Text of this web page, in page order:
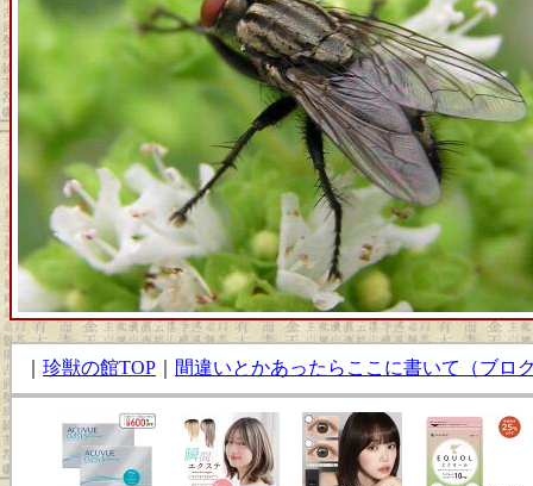
珍獣の館TOP 間違いとかあったらここに書いて（ブロ